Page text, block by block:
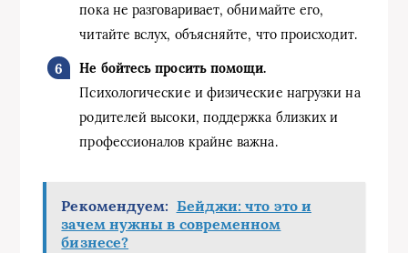
пока не разговаривает, обнимайте его,
читайте вслух, объясняйте, что происходит.
Не бойтесь просить помощи.
Психологические и физические нагрузки на
родителей высоки, поддержка близких и
профессионалов крайне важна.
Рекомендуем: Бейджи: что это и
зачем нужны в современном
бизнесе?